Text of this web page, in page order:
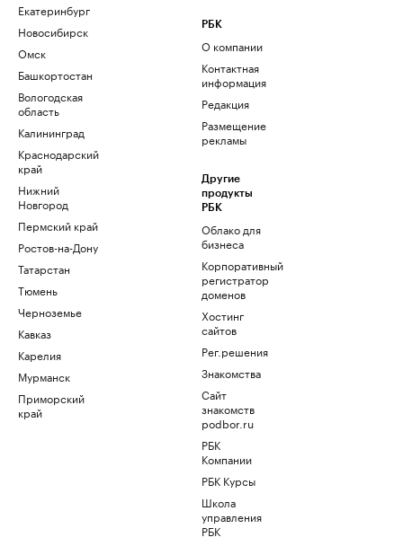
Екатеринбург
Новосибирск
Омск
Башкортостан
Вологодская
область
Калининград
Краснодарский
край
Нижний
Новгород
Пермский край
Ростов-на-Дону
Татарстан
Тюмень
Черноземье
Кавказ
Карелия
Мурманск
Приморский
край
РБК
О компании
Контактная
информация
Редакция
Размещение
рекламы
Другие
продукты
РБК
Облако для
бизнеса
Корпоративный
регистратор
доменов
Хостинг
сайтов
Рег.решения
Знакомства
Сайт
знакомств
podbor.ru
РБК
Компании
РБК Курсы
Школа
управления
РБК